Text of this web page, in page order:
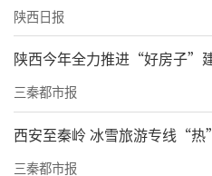
陕西日报
陕西今年全力推进“好房子”
三秦都市报
西安至秦岭 冰雪旅游专线“
三秦都市报